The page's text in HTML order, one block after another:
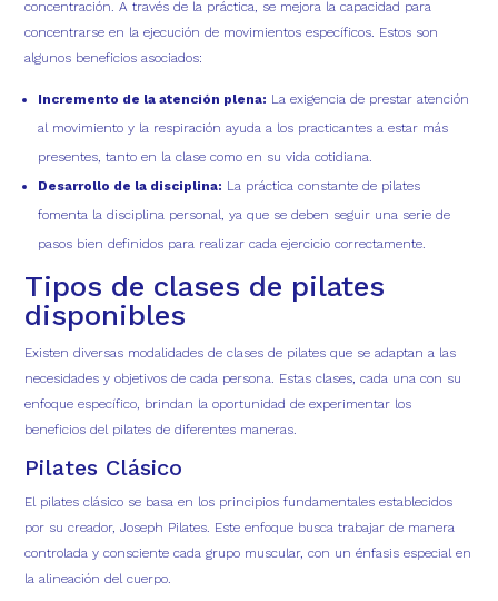
concentración. A través de la práctica, se mejora la capacidad para
concentrarse en la ejecución de movimientos específicos. Estos son
algunos beneficios asociados:
Incremento de la atención plena: La exigencia de prestar atención
al movimiento y la respiración ayuda a los practicantes a estar más
presentes, tanto en la clase como en su vida cotidiana.
Desarrollo de la disciplina: La práctica constante de pilates
fomenta la disciplina personal, ya que se deben seguir una serie de
pasos bien definidos para realizar cada ejercicio correctamente.
Tipos de clases de pilates
disponibles
Existen diversas modalidades de clases de pilates que se adaptan a las
necesidades y objetivos de cada persona. Estas clases, cada una con su
enfoque específico, brindan la oportunidad de experimentar los
beneficios del pilates de diferentes maneras.
Pilates Clásico
El pilates clásico se basa en los principios fundamentales establecidos
por su creador, Joseph Pilates. Este enfoque busca trabajar de manera
controlada y consciente cada grupo muscular, con un énfasis especial en
la alineación del cuerpo.